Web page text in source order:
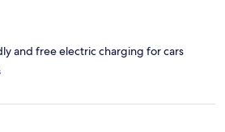
and free electric charging for cars